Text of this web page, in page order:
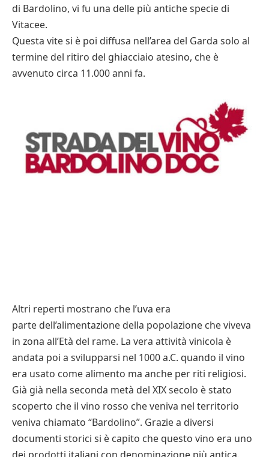
di Bardolino, vi fu una delle più antiche specie di
Vitacee.
Questa vite si è poi diffusa nell’area del Garda solo al
termine del ritiro del ghiacciaio atesino, che è
avvenuto circa 11.000 anni fa.
Altri reperti mostrano che l’uva era
parte dell’alimentazione della popolazione che viveva
in zona all’Età del rame. La vera attività vinicola è
andata poi a svilupparsi nel 1000 a.C. quando il vino
era usato come alimento ma anche per riti religiosi.
Già già nella seconda metà del XIX secolo è stato
scoperto che il vino rosso che veniva nel territorio
veniva chiamato “Bardolino”. Grazie a diversi
documenti storici si è capito che questo vino era uno